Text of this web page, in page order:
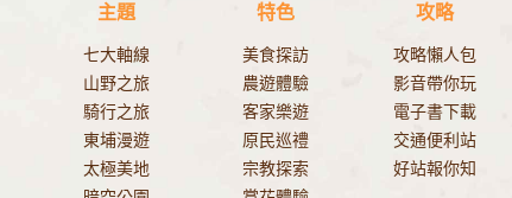
主題
七大軸線
山野之旅
騎行之旅
東埔漫遊
太極美地
特色
美食探訪
農遊體驗
客家樂遊
原民巡禮
宗教探索
攻略
攻略懶人包
影音帶你玩
電子書下載
交通便利站
好站報你知